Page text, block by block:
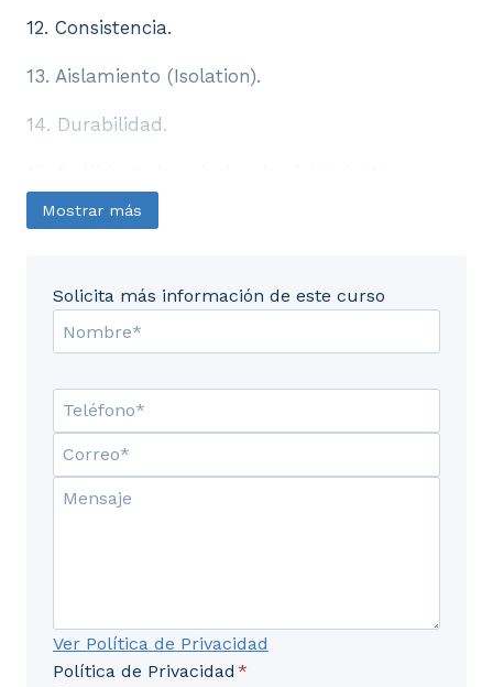
12. Consistencia.
13. Aislamiento (Isolation).
14. Durabilidad.
16. Lectura confirmada.
18. Lectura serializable
Mostrar más
Solicita más información de este curso
Ver Política de Privacidad
Política de Privacidad *